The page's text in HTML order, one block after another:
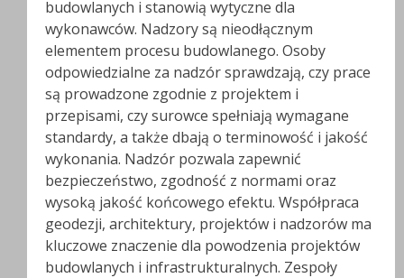
budowlanych i stanowią wytyczne dla
wykonawców. Nadzory są nieodłącznym
elementem procesu budowlanego. Osoby
odpowiedzialne za nadzór sprawdzają, czy prace
są prowadzone zgodnie z projektem i
przepisami, czy surowce spełniają wymagane
standardy, a także dbają o terminowość i jakość
wykonania. Nadzór pozwala zapewnić
bezpieczeństwo, zgodność z normami oraz
wysoką jakość końcowego efektu. Współpraca
geodezji, architektury, projektów i nadzorów ma
kluczowe znaczenie dla powodzenia projektów
budowlanych i infrastrukturalnych. Zespoły